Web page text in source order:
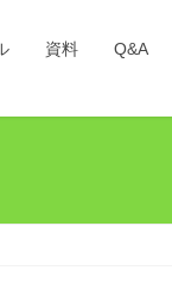
資料 Q&A